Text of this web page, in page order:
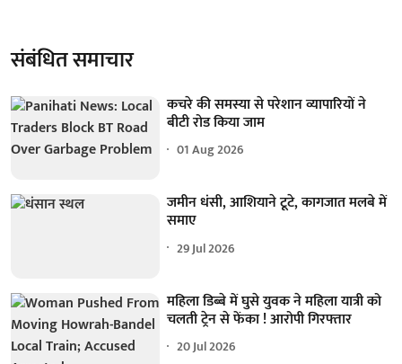
संबंधित समाचार
कचरे की समस्या से परेशान व्यापारियों ने
बीटी रोड किया जाम
01 Aug 2026
जमीन धंसी, आशियाने टूटे, कागजात मलबे में
समाए
29 Jul 2026
महिला डिब्बे में घुसे युवक ने महिला यात्री को
चलती ट्रेन से फेंका ! आरोपी गिरफ्तार
20 Jul 2026